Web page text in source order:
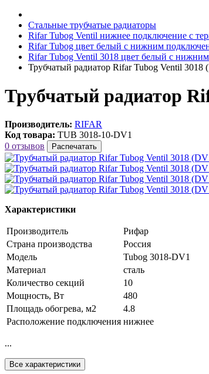
Стальные трубчатые радиаторы
Rifar Tubog Ventil нижнее подключение с
Rifar Tubog цвет белый с нижним
Rifar Tubog Ventil 3018 цвет белый с
Трубчатый радиатор Rifar Tubog Ventil
Трубчатый радиатор
Производитель: RIFAR
Код товара: TUB 3018-10-DV1
0 отзывов
Распечатать
Характеристики
Производитель
Рифар
Страна производства
Россия
Модель
Tubog 3018-DV1
Материал
сталь
Количество секций
10
Мощность, Вт
480
Площадь обогрева, м2
4.8
Расположение подключения нижнее
...
Все характеристики